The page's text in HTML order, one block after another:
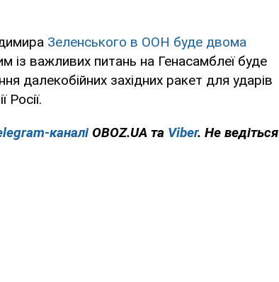
Зеленського в ООН буде двома
із важливих питань на Генасамблеї буде
далекобійних західних ракет для ударів
Росії.
каналі OBOZ.UA та Viber. Не ведіться